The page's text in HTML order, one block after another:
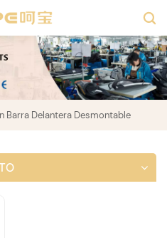
Barra Delantera Desmontable